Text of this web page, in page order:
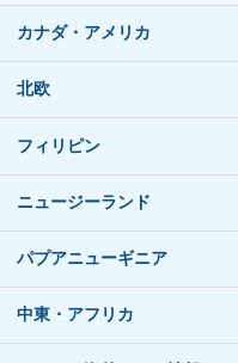
カナダ・アメリカ
北欧
フィリピン
ニュージーランド
パプアニューギニア
中東・アフリカ